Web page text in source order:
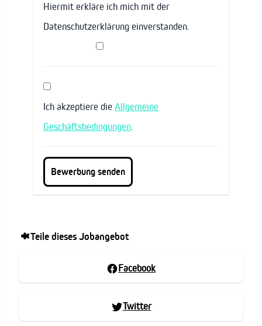
Hiermit erkläre ich mich mit der
Datenschutzerklärung einverstanden.
Ich akzeptiere die Allgemeine
Geschäftsbedingungen.
Teile dieses Jobangebot
Facebook
Twitter